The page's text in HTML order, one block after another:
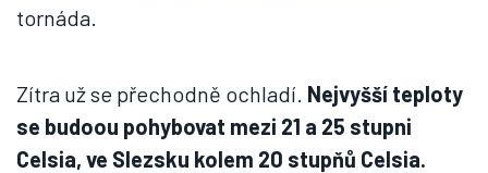
tornáda.
Zítra už se přechodně ochladí. Nejvyšší teploty
se budoou pohybovat mezi 21 a 25 stupni
Celsia, ve Slezsku kolem 20 stupňů Celsia.